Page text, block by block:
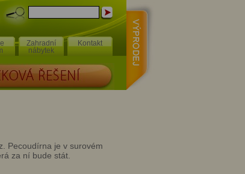
Zahradní
nábytek
Kontakt
Výprodej
Pecoudírna je v surovém
za ní bude stát.